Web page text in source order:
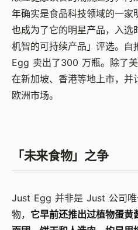
年确实是食品科技领域的一家
也成为了它的明星产品，入选
机智的可持续产品」评选。 自
Egg 卖出了300 万瓶。除了美
在新加坡、香港等地上市，并
欧洲市场。
「未来食物」之争
Just Egg 并非是 Just 公司
物， 它早前还推出过植物蛋黄